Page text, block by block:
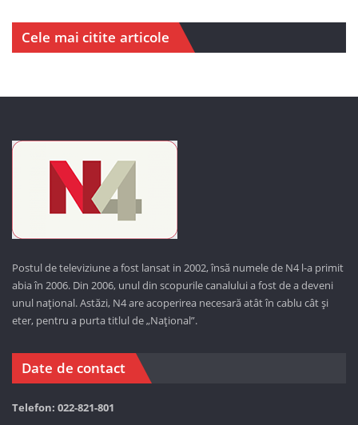
Cele mai citite articole
Postul de televiziune a fost lansat in 2002, însă numele de N4 l-a primit
abia în 2006. Din 2006, unul din scopurile canalului a fost de a deveni
unul național. Astăzi, N4 are acoperirea necesară atât în cablu cât și
eter, pentru a purta titlul de „Național”.
Date de contact
Telefon: 022-821-801